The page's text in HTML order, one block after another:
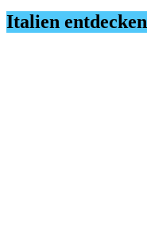
Italien entdecken